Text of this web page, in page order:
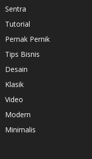
Sentra
Tutorial
Pernak Pernik
Tips Bisnis
Desain
Klasik
Video
Modern
Minimalis